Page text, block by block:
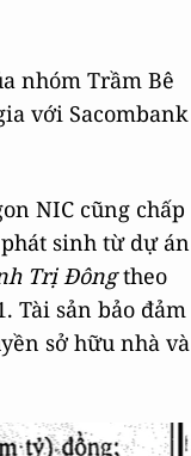
nhóm Trầm Bê
với Sacombank
NIC cũng chấp
sinh từ dự án
Trị Đôngtheo
Tài sản bảo đảm
sở hữu nhà và